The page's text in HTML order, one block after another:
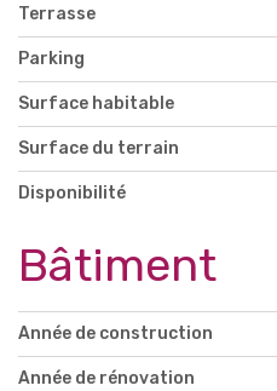
Terrasse
Parking
Surface habitable
Surface du terrain
Disponibilité
Bâtiment
Année de construction
Année de rénovation